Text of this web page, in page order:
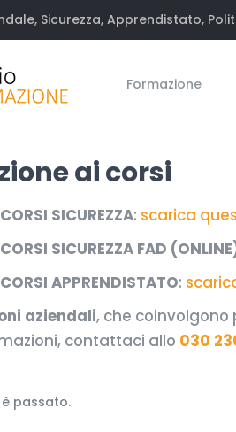
Sicurezza, Apprendistato,
Formazione
ai corsi
CORSI SICUREZZA: scarica
CORSI SICUREZZA FAD
CORSI APPRENDISTATO:
aziendali, che
contattaci allo 030
passato.